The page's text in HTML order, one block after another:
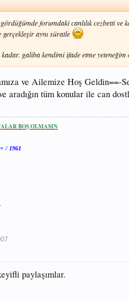
forumdaki canlılık cezbetti ve
gerçekleşir aynı süratle
galiba kendimi ifade etme yeteneğim
ve Ailemize Hoş Geldin==-
aradığın tüm konular ile can
BOŞ OLMASIN
/ 1961
paylaşımlar.